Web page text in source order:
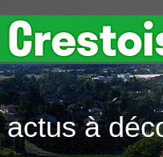
actus à